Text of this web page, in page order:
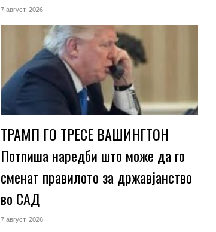
7 август, 2026
ТРАМП ГО ТРЕСЕ ВАШИНГТОН
Потпиша наредби што може да го
сменат правилото за државјанство
во САД
7 август, 2026